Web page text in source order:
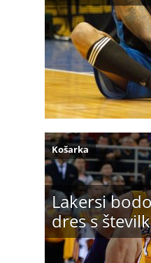
Lakersi
dres s
Košarka